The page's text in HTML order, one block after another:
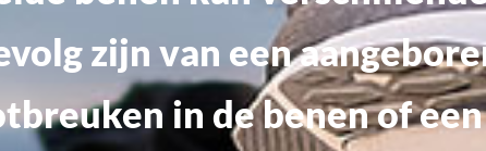
zijn van een
in de benen of een